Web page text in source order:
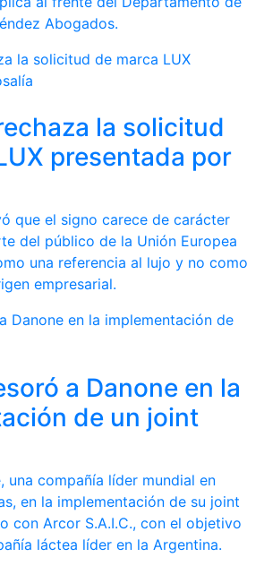
Abogados.
la solicitud
presentada por
que el signo carece de carácter
del público de la Unión Europea
una referencia al lujo y no como
empresarial.
a Danone en la
de un joint
una compañía líder mundial en
en la implementación de su joint
con Arcor S.A.I.C., con el objetivo
láctea líder en la Argentina.